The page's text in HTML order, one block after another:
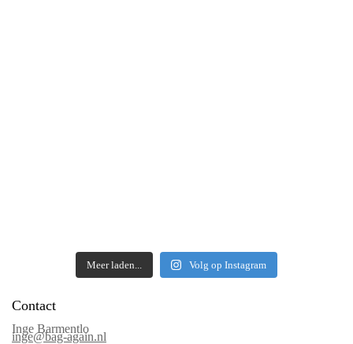
Meer laden... Volg op Instagram
Contact
Inge Barmentlo
inge@bag-again.nl